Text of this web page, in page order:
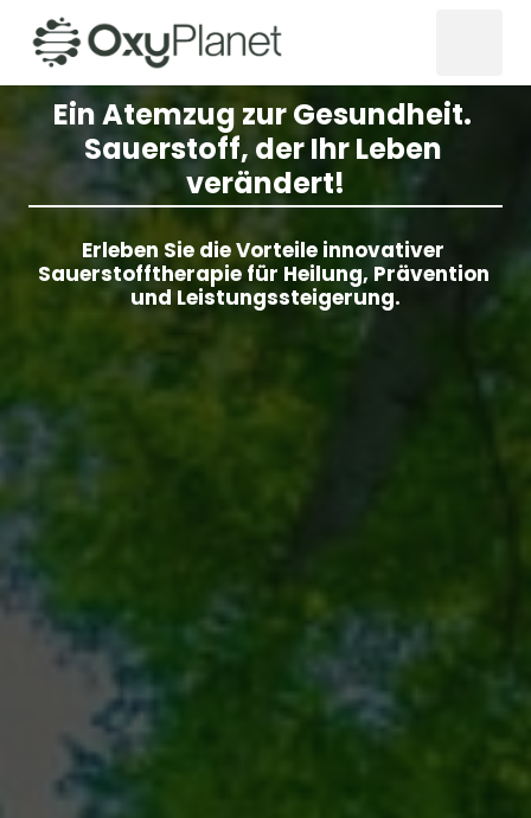
Ein Atemzug zur Gesundheit.
Sauerstoff, der Ihr Leben
verändert!
Erleben Sie die Vorteile innovativer
Sauerstofftherapie für Heilung, Prävention
und Leistungssteigerung.